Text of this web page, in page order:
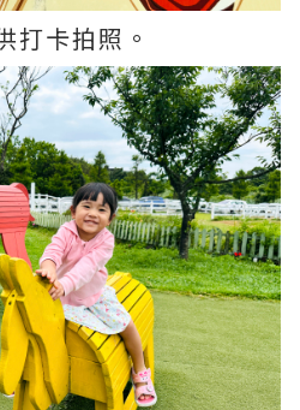
打卡拍照。